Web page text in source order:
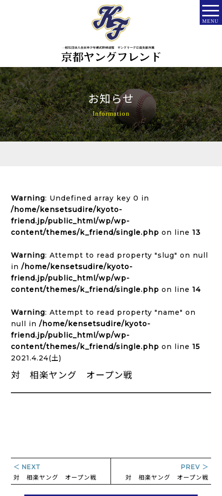
MENU
お知らせ
Information
Warning: Undefined array key 0 in
/home/kensetsudire/kyoto-
friend.jp/public_html/wp/wp-
content/themes/k_friend/single.php on line13
Warning: Attempt to read property "slug" on null
in/home/kensetsudire/kyoto-
friend.jp/public_html/wp/wp-
content/themes/k_friend/single.php on line14
Warning: Attempt to read property "name" on
null in/home/kensetsudire/kyoto-
friend.jp/public_html/wp/wp-
content/themes/k_friend/single.php on line15
2021.4.24(土)
対 相楽ヤング オープン戦
＜ NEXT
対 相楽ヤング オープン戦
PREV ＞
対 相楽ヤング オープン戦